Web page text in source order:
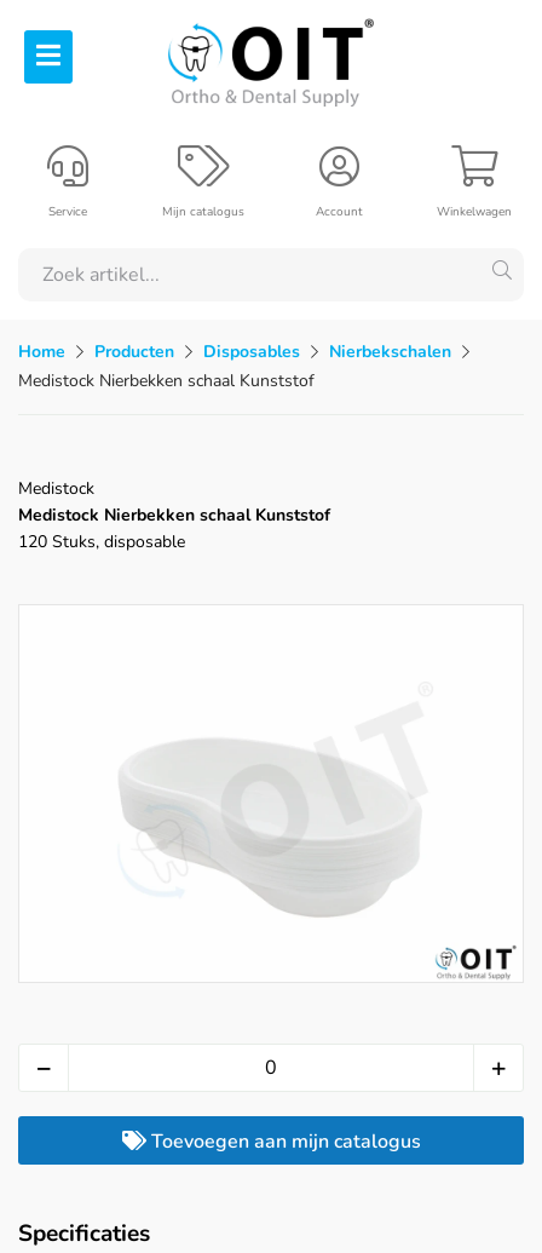
Winkelwagen
Account
Mijn catalogus
Service
Home Producten Disposables
Nierbekschalen
Medistock Nierbekken schaal Kunststof
Medistock
Medistock Nierbekken schaal Kunststof
120 Stuks, disposable
Toevoegen aan mijn catalogus
Specificaties